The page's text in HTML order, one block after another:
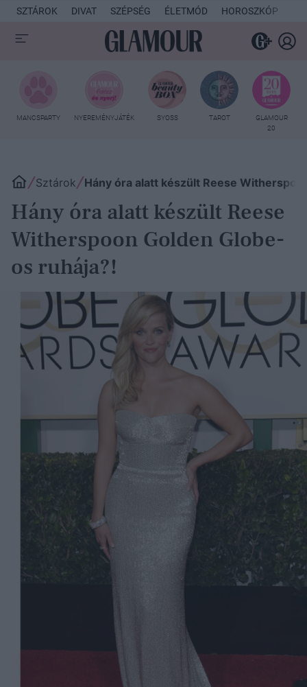
SZTÁROK DIVAT SZÉPSÉG ÉLETMÓD HOROSZKÓP
MANCSPARTY NYEREMÉNYJÁTÉK SYOSS TAROT
GLAMOUR
20
Sztárok Hány óra alatt készült Reese
Hány óra alatt készült Reese
Witherspoon Golden Globe-
os ruhája?!